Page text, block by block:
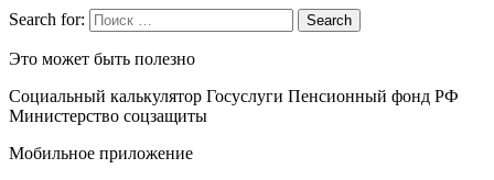
Search for: Search
Это может быть полезно
Социальный калькулятор Госуслуги Пенсионный фонд РФ
Министерство соцзащиты
Мобильное приложение